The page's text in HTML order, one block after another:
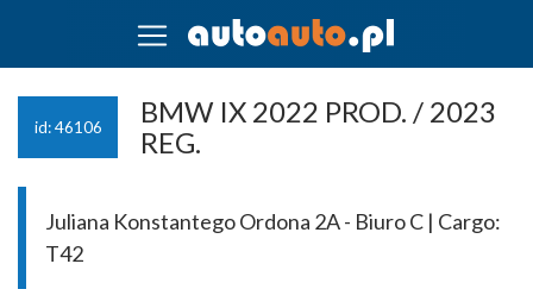
id: 46106
BMW IX 2022 PROD. / 2023
REG.
Juliana Konstantego Ordona 2A - Biuro C | Cargo:
T42